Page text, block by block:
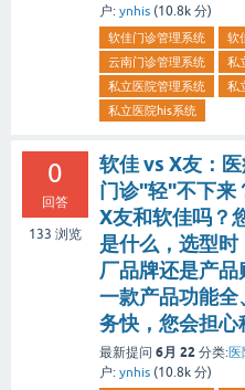
户: ynhis (10.8k 分)
软佳门诊管理系统
软
云南门诊管理系统
私
私立医院管理系统
私
私立医院his系统
0
回答
133 浏览
软佳 vs X友：
门诊"轻"不下来
X友和软佳吗？
是什么，选型
厂品牌还是产
一款产品功能全
务快，您会担心
最新提问 6月 22 分类:医
户: ynhis (10.8k 分)